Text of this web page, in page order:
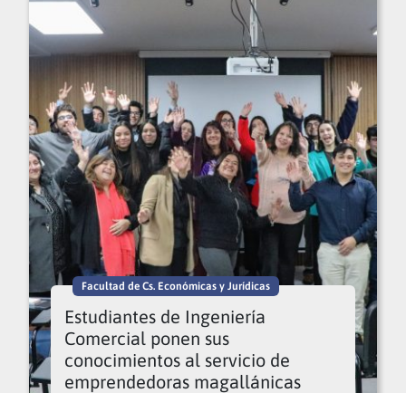
Facultad de Cs. Económicas y Jurídicas
Estudiantes de Ingeniería
Comercial ponen sus
conocimientos al servicio de
emprendedoras magallánicas